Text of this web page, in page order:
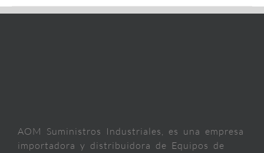
AOM Suministros Industriales, es una empresa
importadora y distribuidora de Equipos de